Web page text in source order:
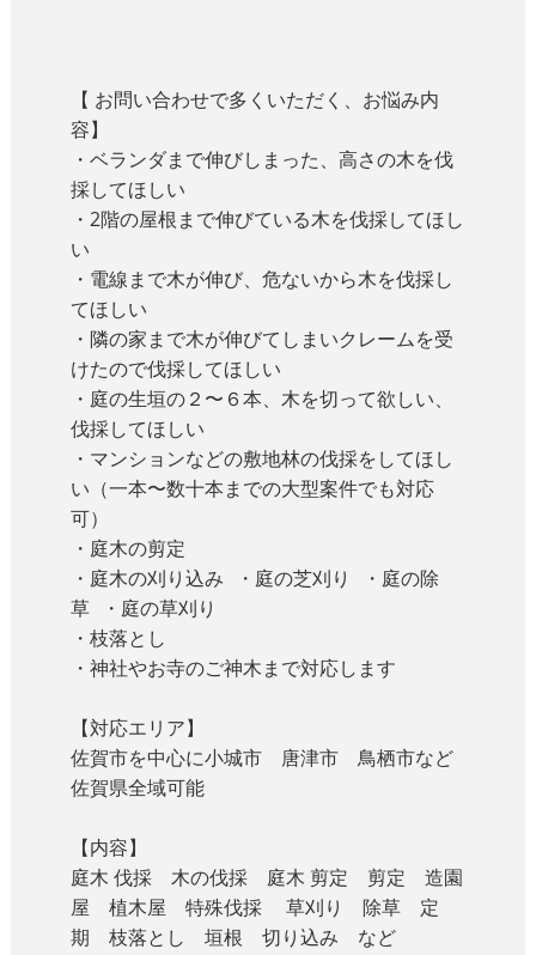
【 お問い合わせで多くいただく、お悩み内
容】
・ベランダまで伸びしまった、高さの木を伐
採してほしい
・2階の屋根まで伸びている木を伐採してほし
い
・電線まで木が伸び、危ないから木を伐採し
てほしい
・隣の家まで木が伸びてしまいクレームを受
けたので伐採してほしい
・庭の生垣の２〜６本、木を切って欲しい、
伐採してほしい
・マンションなどの敷地林の伐採をしてほし
い（一本〜数十本までの大型案件でも対応
可）
・庭木の剪定
・庭木の刈り込み ・庭の芝刈り ・庭の除
草 ・庭の草刈り
・枝落とし
・神社やお寺のご神木まで対応します
【対応エリア】
佐賀市を中心に小城市 唐津市 鳥栖市など
佐賀県全域可能
【内容】
庭木 伐採 木の伐採 庭木 剪定 剪定 造園
屋 植木屋 特殊伐採 草刈り 除草 定
期 枝落とし 垣根 切り込み など